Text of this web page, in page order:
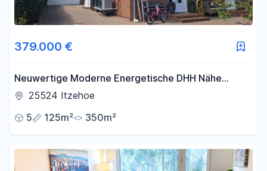
379.000 €
Neuwertige Moderne Energetische DHH Nähe
Klinikum
25524 Itzehoe
5
125m² 350m²